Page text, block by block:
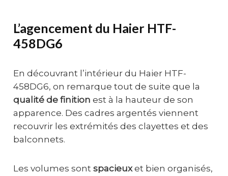
L’agencement du Haier HTF-
458DG6
En découvrant l’intérieur du Haier HTF-
458DG6, on remarque tout de suite que la
qualité de finition est à la hauteur de son
apparence. Des cadres argentés viennent
recouvrir les extrémités des clayettes et des
balconnets.
Les volumes sont spacieuxet bien organisés,